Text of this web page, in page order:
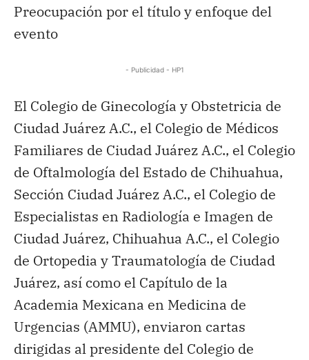
Preocupación por el título y enfoque del
evento
- Publicidad - HP1
El Colegio de Ginecología y Obstetricia de
Ciudad Juárez A.C., el Colegio de Médicos
Familiares de Ciudad Juárez A.C., el Colegio
de Oftalmología del Estado de Chihuahua,
Sección Ciudad Juárez A.C., el Colegio de
Especialistas en Radiología e Imagen de
Ciudad Juárez, Chihuahua A.C., el Colegio
de Ortopedia y Traumatología de Ciudad
Juárez, así como el Capítulo de la
Academia Mexicana en Medicina de
Urgencias (AMMU), enviaron cartas
dirigidas al presidente del Colegio de